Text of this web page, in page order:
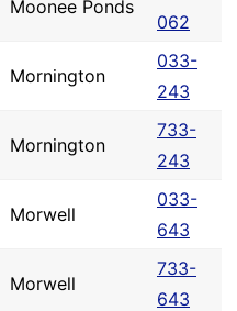
Moonee Ponds
062
Mornington
033-
243
Mornington
733-
243
Morwell
033-
643
Morwell
733-
643